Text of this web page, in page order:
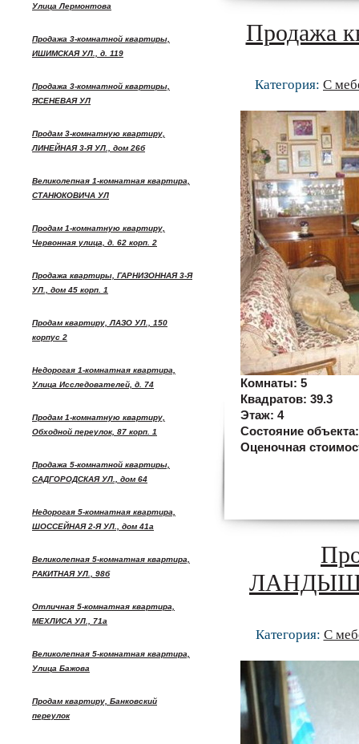
Улица Лермонтова
Продажа 3-комнатной квартиры,
ИШИМСКАЯ УЛ., д. 119
Продажа 3-комнатной квартиры,
ЯСЕНЕВАЯ УЛ
Продам 3-комнатную квартиру,
ЛИНЕЙНАЯ 3-Я УЛ., дом 26б
Великолепная 1-комнатная квартира,
СТАНЮКОВИЧА УЛ
Продам 1-комнатную квартиру,
Червонная улица, д. 62 корп. 2
Продажа квартиры, ГАРНИЗОННАЯ 3-Я
УЛ., дом 45 корп. 1
Продам квартиру, ЛАЗО УЛ., 150
корпус 2
Недорогая 1-комнатная квартира,
Улица Исследователей, д. 74
Продам 1-комнатную квартиру,
Обходной переулок, 87 корп. 1
Продажа 5-комнатной квартиры,
САДГОРОДСКАЯ УЛ., дом 64
Недорогая 5-комнатная квартира,
ШОССЕЙНАЯ 2-Я УЛ., дом 41а
Великолепная 5-комнатная квартира,
РАКИТНАЯ УЛ., 98б
Отличная 5-комнатная квартира,
МЕХЛИСА УЛ., 71а
Великолепная 5-комнатная квартира,
Улица Бажова
Продам квартиру, Банковский
переулок
Продажа
Категория: С
Комнаты: 5
Квадратов: 39.3
Этаж: 4
Состояние
Оценочная
Категория: С